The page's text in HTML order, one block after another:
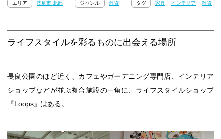
エリア 岐阜市 北部 ジャンル 雑貨 タグ 家具 インテリア 雑貨
ライフスタイルを彩るものに出会える場所
長良公園のほど近く、カフェやガーデニング専門店、インテリア
ショップなどが並ぶ複合施設の一角に、ライフスタイルショップ
『Loops』はある。